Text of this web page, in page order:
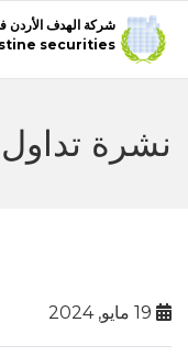
شركة الهدف الأردن
securities
نشرة تداول 16-05-2024